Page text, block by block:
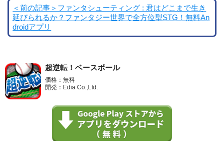
＜前の記事＞ファンタシューティング : 君はどこまで生き
延びられるか？ファンタジー世界で全方位型STG！無料An
droidアプリ
超逆転！ベースボール
価格：無料
開発：Edia Co.,Ltd.